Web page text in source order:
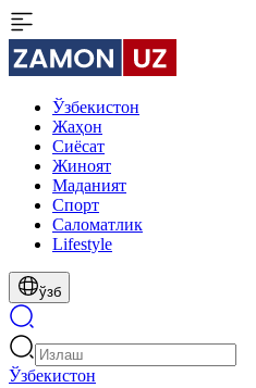
Ўзбекистон
Жаҳон
Сиёсат
Жиноят
Маданият
Спорт
Cаломатлик
Lifestyle
ўзб
Ўзбекистон